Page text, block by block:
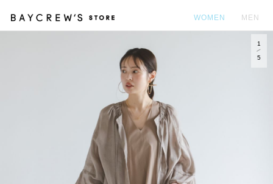
WOMEN MEN
1
5